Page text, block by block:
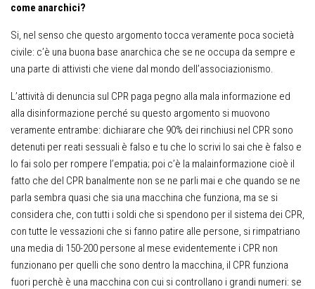
come anarchici?
Si, nel senso che questo argomento tocca veramente poca società
civile: c’è una buona base anarchica che se ne occupa da sempre e
una parte di attivisti che viene dal mondo dell’associazionismo.
L’attività di denuncia sul CPR paga pegno alla mala informazione ed
alla disinformazione perché su questo argomento si muovono
veramente entrambe: dichiarare che 90% dei rinchiusi nel CPR sono
detenuti per reati sessuali è falso e tu che lo scrivi lo sai che è falso e
lo fai solo per rompere l’empatia; poi c’è la malainformazione cioè il
fatto che del CPR banalmente non se ne parli mai e che quando se ne
parla sembra quasi che sia una macchina che funziona, ma se si
considera che, con tutti i soldi che si spendono per il sistema dei CPR,
con tutte le vessazioni che si fanno patire alle persone, si rimpatriano
una media di 150-200 persone al mese evidentemente i CPR non
funzionano per quelli che sono dentro la macchina, il CPR funziona
fuori perchè è una macchina con cui si controllano i grandi numeri: se